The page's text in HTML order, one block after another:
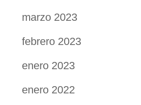
marzo 2023
febrero 2023
enero 2023
enero 2022